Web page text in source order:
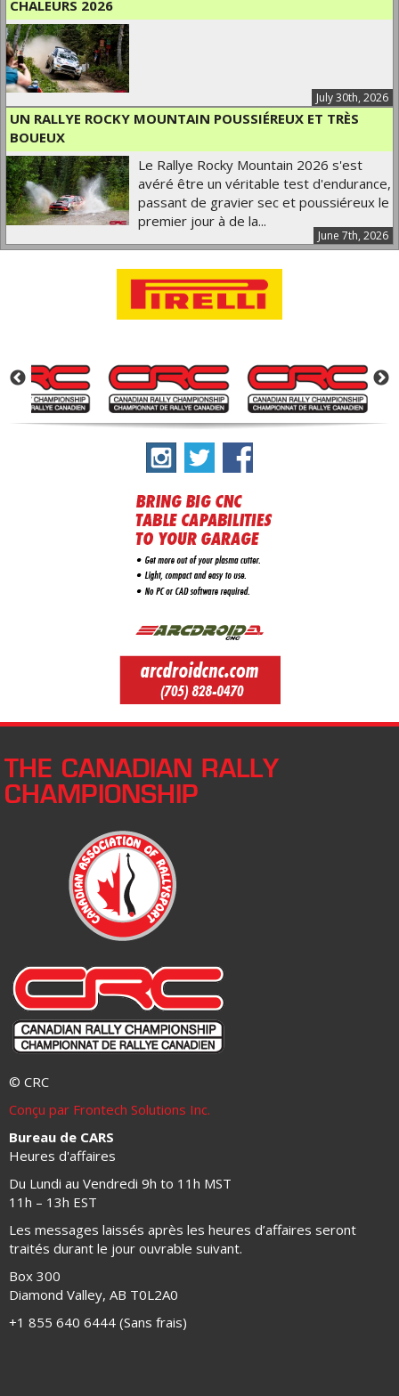
CHALEURS 2026
July 30th, 2026
UN RALLYE ROCKY MOUNTAIN POUSSIÉREUX ET TRÈS
BOUEUX
June 7th, 2026
Le Rallye Rocky Mountain 2026 s'est
avéré être un véritable test d'endurance,
passant de gravier sec et poussiéreux le
premier jour à de la...
THE CANADIAN RALLY
CHAMPIONSHIP
© CRC
Conçu par Frontech Solutions Inc.
Bureau de CARS
Heures d'affaires
Du Lundi au Vendredi 9h to 11h MST
11h – 13h EST
Les messages laissés après les heures d’affaires seront
traités durant le jour ouvrable suivant.
Box 300
Diamond Valley, AB T0L2A0
+1 855 640 6444 (Sans frais)